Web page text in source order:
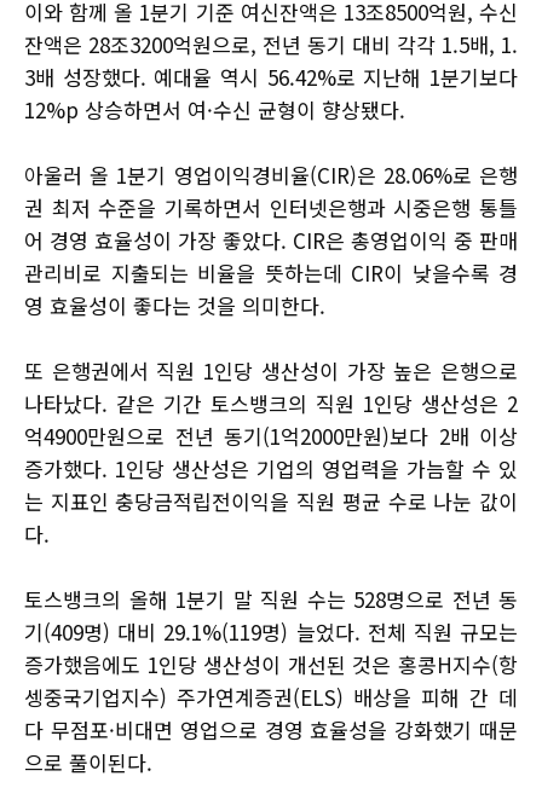
이와 함께 올 1분기 기준 여신잔액은 13조8500억원, 수신
잔액은 28조3200억원으로, 전년 동기 대비 각각 1.5배, 1.
3배 성장했다. 예대율 역시 56.42%로 지난해 1분기보다
12%p 상승하면서 여·수신 균형이 향상됐다.
아울러 올 1분기 영업이익경비율(CIR)은 28.06%로 은행
권 최저 수준을 기록하면서 인터넷은행과 시중은행 통틀
어 경영 효율성이 가장 좋았다. CIR은 총영업이익 중 판매
관리비로 지출되는 비율을 뜻하는데 CIR이 낮을수록 경
영 효율성이 좋다는 것을 의미한다.
또 은행권에서 직원 1인당 생산성이 가장 높은 은행으로
나타났다. 같은 기간 토스뱅크의 직원 1인당 생산성은 2
억4900만원으로 전년 동기(1억2000만원)보다 2배 이상
증가했다. 1인당 생산성은 기업의 영업력을 가늠할 수 있
는 지표인 충당금적립전이익을 직원 평균 수로 나눈 값이
다.
토스뱅크의 올해 1분기 말 직원 수는 528명으로 전년 동
기(409명) 대비 29.1%(119명) 늘었다. 전체 직원 규모는
증가했음에도 1인당 생산성이 개선된 것은 홍콩H지수(항
셍중국기업지수) 주가연계증권(ELS) 배상을 피해 간 데
다 무점포·비대면 영업으로 경영 효율성을 강화했기 때문
으로 풀이된다.